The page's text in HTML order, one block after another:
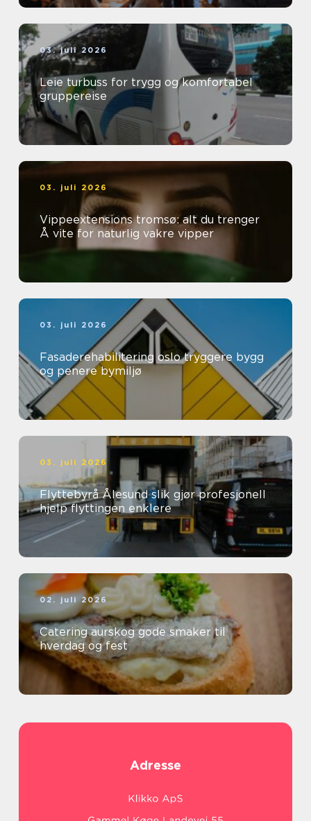
03. juli 2026
Leie turbuss for trygg og komfortabel
gruppereise
03. juli 2026
Vippeextensions tromsø: alt du trenger
Å vite for naturlig vakre vipper
03. juli 2026
Fasaderehabilitering oslo tryggere bygg
og penere bymiljø
03. juli 2026
Flyttebyrå Ålesund slik gjør profesjonell
hjelp flyttingen enklere
02. juli 2026
Catering aurskog gode smaker til
hverdag og fest
Adresse